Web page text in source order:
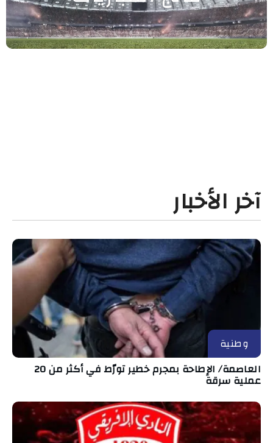
آخر الأخبار
وطنية
العاصمة/ الإطاحة بمجرم خطير تورّط في أكثر من 20
عملية سرقة